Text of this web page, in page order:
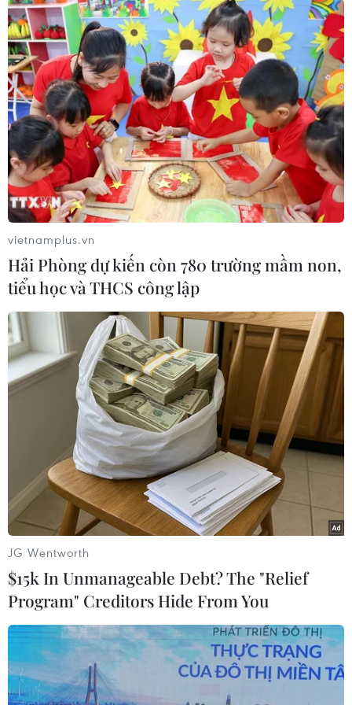
và 19/2./.
(TTXVN/Vietnam+)
#Điện đàm #Barack Obama
#Helle Thorning-Schmidt
#Vụ xả súng
#Hợp tác song phương
#Bạo lực cực đoan
#Bài Do thái
#Krudttonden
#Copenhagen
#Khủng bố
Theo dõi VietnamPlus
TIN LIÊN QUAN
vietnamplus.vn
Hải Phòng dự kiến còn 780 trường mầm non,
tiểu học và THCS công lập
JG Wentworth
$15k In Unmanageable Debt? The "Relief
Program" Creditors Hide From You